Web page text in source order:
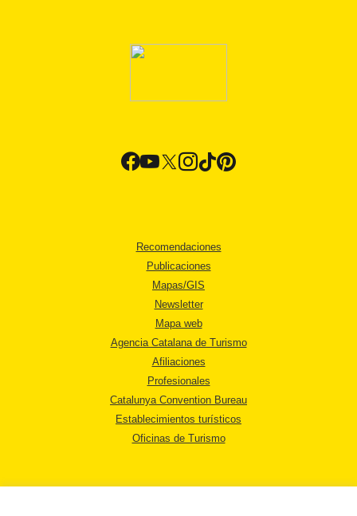
Recomendaciones
Publicaciones
Mapas/GIS
Newsletter
Mapa web
Agencia Catalana de Turismo
Afiliaciones
Profesionales
Catalunya Convention Bureau
Establecimientos turísticos
Oficinas de Turismo